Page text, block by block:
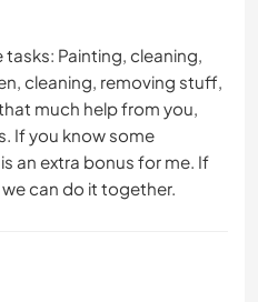
Painting, cleaning,
cleaning, removing stuff,
much help from you,
If you know some
an extra bonus for me. If
can do it together.